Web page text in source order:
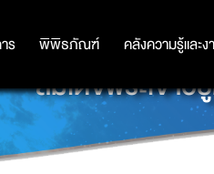
ร พิพิธภัณฑ์ คลังความรู้และ
ร พิพิธภัณฑ์ คลังความรู้และ
พระเกียรติ เนื่อ
สมเด็จพระเจ้า